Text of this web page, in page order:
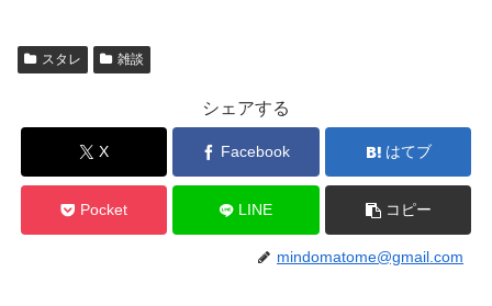
スタレ 雑談
シェアする
X Facebook はてブ
Pocket LINE コピー
mindomatome@gmail.com